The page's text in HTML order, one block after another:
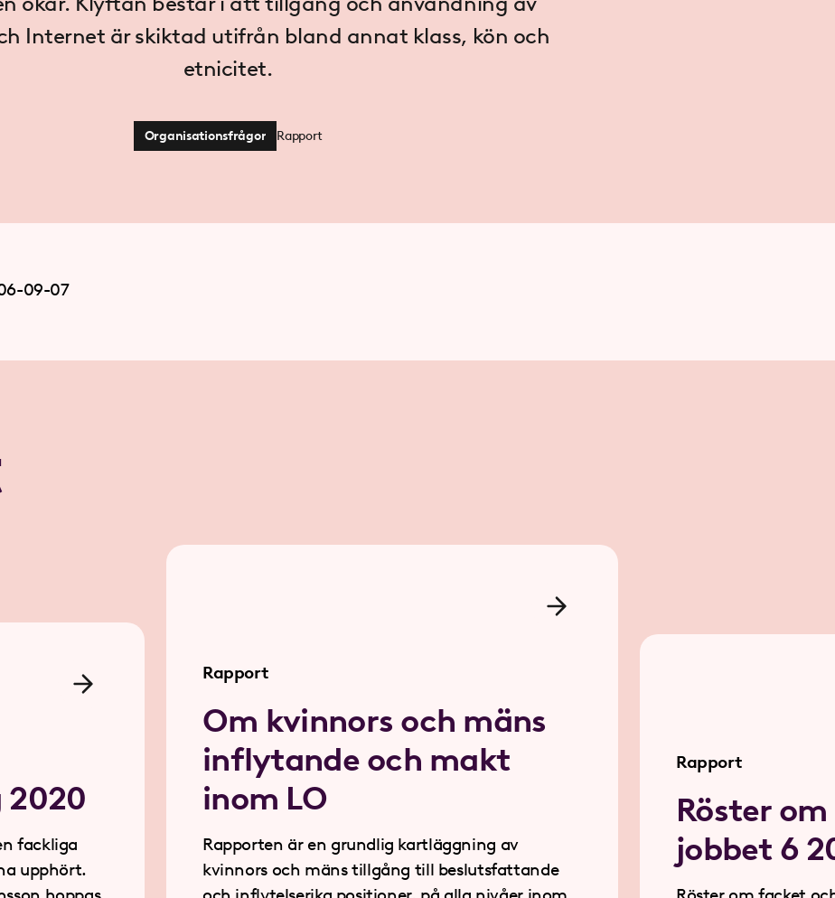
Internet är skiktad utifrån bland annat klass, kön och
etnicitet.
Organisationsfrågor Rapport
09-07
2020
fackliga
Rapport
Om kvinnors och mäns
inflytande och makt
inom LO
Rapporten är en grundlig kartläggning av
kvinnors och mäns tillgång till beslutsfattande
Rapport
Röster
jobbet 6